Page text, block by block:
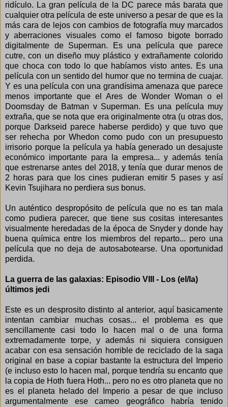
ridículo. La gran película de la DC parece más barata que
cualquier otra película de este universo a pesar de que es la
más cara de lejos con cambios de fotografía muy marcados
y aberraciones visuales como el famoso bigote borrado
digitalmente de Superman. Es una película que parece
cutre, con un diseño muy plástico y extrañamente colorido
que choca con todo lo que habíamos visto antes. Es una
película con un sentido del humor que no termina de cuajar.
Y es una película con una grandísima amenaza que parece
menos importante que el Ares de Wonder Woman o el
Doomsday de Batman v Superman. Es una película muy
extraña, que se nota que era originalmente otra (u otras dos,
porque Darkseid parece haberse perdido) y que tuvo que
ser rehecha por Whedon como pudo con un presupuesto
irrisorio porque la película ya había generado un desajuste
económico importante para la empresa... y además tenía
que estrenarse antes del 2018, y tenía que durar menos de
2 horas para que los cines pudieran emitir 5 pases y así
Kevin Tsujihara no perdiera sus bonus.
Un auténtico despropósito de película que no es tan mala
como pudiera parecer, que tiene sus cositas interesantes
visualmente heredadas de la época de Snyder y donde hay
buena química entre los miembros del reparto... pero una
película que no deja de autosabotearse. Una oportunidad
perdida.
La guerra de las galaxias: Episodio VIII - Los (el/la)
últimos jedi
Este es un desprosito distinto al anterior, aquí basicamente
intentan cambiar muchas cosas... el problema es que
sencillamente casi todo lo hacen mal o de una forma
extremadamente torpe, y además ni siquiera consiguen
acabar con esa sensación horrible de reciclado de la saga
original en base a copiar bastante la estructura del Imperio
(e incluso esto lo hacen mal, porque tendría su encanto que
la copia de Hoth fuera Hoth... pero no es otro planeta que no
es el planeta helado del Imperio a pesar de que incluso
argumentalmente ese cameo geográfico habría tenido